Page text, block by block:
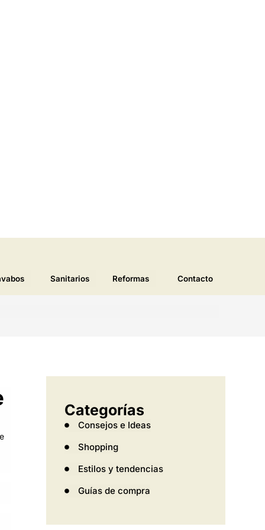
Sanitarios Reformas Contacto
Categorías
Consejos e Ideas
Shopping
Estilos y tendencias
Guías de compra